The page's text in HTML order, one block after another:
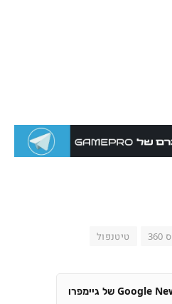
טיטנפול